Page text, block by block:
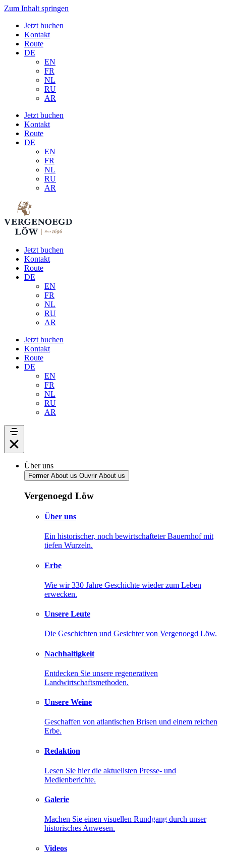
Zum Inhalt springen
Jetzt buchen
Kontakt
Route
DE
EN
FR
NL
RU
AR
Jetzt buchen
Kontakt
Route
DE
EN
FR
NL
RU
AR
Jetzt buchen
Kontakt
Route
DE
EN
FR
NL
RU
AR
Jetzt buchen
Kontakt
Route
DE
EN
FR
NL
RU
AR
Über uns
Fermer About us Ouvrir About us
Vergenoegd Löw
Über uns
Ein historischer, noch bewirtschafteter Bauernhof mit
tiefen Wurzeln.
Erbe
Wie wir 330 Jahre Geschichte wieder zum Leben
erwecken.
Unsere Leute
Die Geschichten und Gesichter von Vergenoegd Löw.
Nachhaltigkeit
Entdecken Sie unsere regenerativen
Landwirtschaftsmethoden.
Unsere Weine
Geschaffen von atlantischen Brisen und einem reichen
Erbe.
Redaktion
Lesen Sie hier die aktuellsten Presse- und
Medienberichte.
Galerie
Machen Sie einen visuellen Rundgang durch unser
historisches Anwesen.
Videos